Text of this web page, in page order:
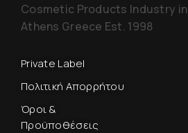
Cosmetic Products Industry in
Athens Greece Est. 1998
Private Label
Πολιτική Απορρήτου
Όροι &
Προϋποθέσεις